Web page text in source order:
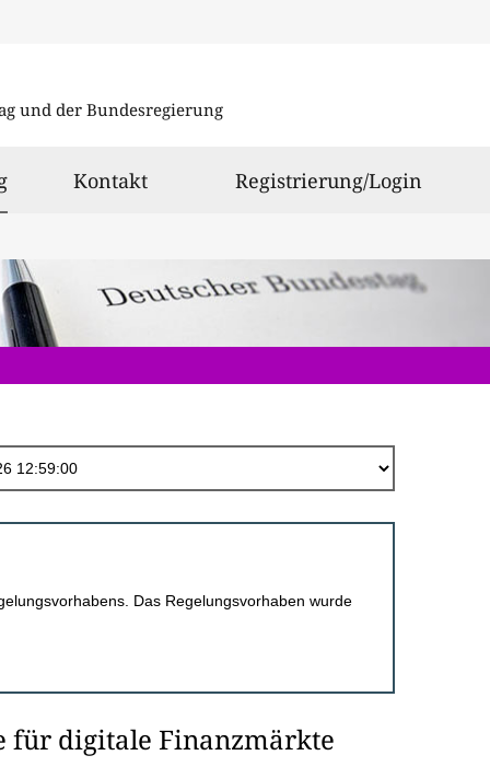
und der Bundesregierung
ausgewählt
Kontakt Registrierung/Login
Das Regelungsvorhaben wurde
für digitale Finanzmärkte